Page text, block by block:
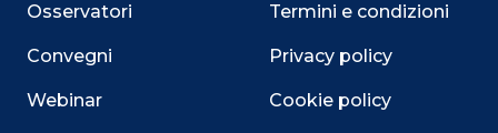
Osservatori
Convegni
Webinar
Termini e condizioni
Privacy policy
Cookie policy